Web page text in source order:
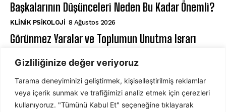
Gizliliğinize değer veriyoruz
Tarama deneyiminizi geliştirmek, kişiselleştirilmiş reklamlar
veya içerik sunmak ve trafiğimizi analiz etmek için çerezleri
kullanıyoruz. "Tümünü Kabul Et" seçeneğine tıklayarak
Başkalarının Düşünceleri Neden Bu Kadar Önemli?
KLINIK PSIKOLOJI 8 Ağustos 2026
Görünmez Yaralar ve Toplumun Unutma Israrı
ABONE OL